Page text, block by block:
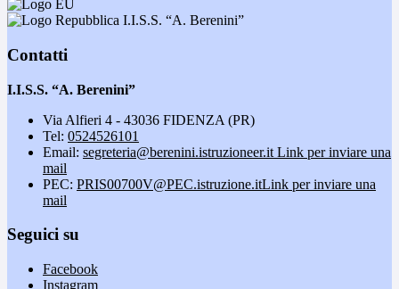
I.I.S.S. “A. Berenini”
Contatti
I.I.S.S. “A. Berenini”
Via Alfieri 4 - 43036 FIDENZA (PR)
Tel: 0524526101
Email: segreteria@berenini.istruzioneer.it Link per inviare una
mail
PEC: PRIS00700V@PEC.istruzione.itLink per inviare una
mail
Seguici su
Facebook
Instagram